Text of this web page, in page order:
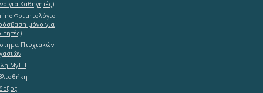
για Καθηγητές)
Φοιτητολόγιο
μόνο για
Πτυχιακών
MyTEI